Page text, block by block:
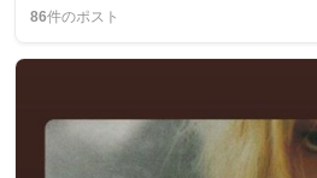
86件のポスト